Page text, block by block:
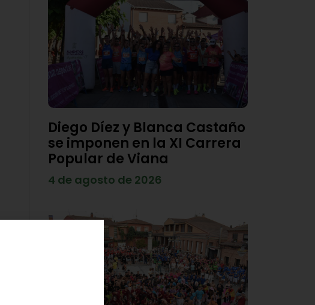
Diego Díez y Blanca Castaño
se imponen en la XI Carrera
Popular de Viana
4 de agosto de 2026